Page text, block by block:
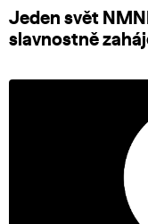
Jeden svět
slavnostně